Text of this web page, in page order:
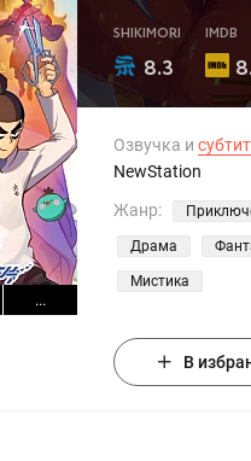
...
SHIKIMORI
8.3
IMDB
Озвучка и
NewStation
Жанр:
Драма
Мистика
В